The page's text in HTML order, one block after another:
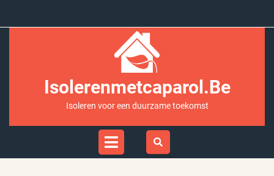
Isolerenmetcaparol.be
Isoleren voor een duurzame toekomst
Open